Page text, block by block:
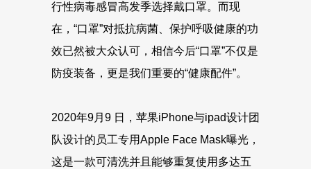
行性病毒感冒高发季选择戴口罩。而现
在，“口罩”对抵抗病菌、保护呼吸健康的功
效已然被大众认可，相信今后“口罩”不仅是
防疫装备，更是我们重要的“健康配件”。
2020年9月9 日，苹果iPhone与ipad设计团
队设计的员工专用Apple Face Mask曝光，
这是一款可清洗并且能够重复使用多达五